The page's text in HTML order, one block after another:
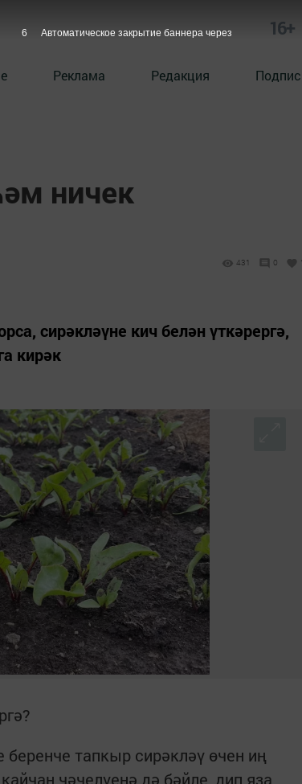
16+
Реклама Редакция
ничек
431 0
сирәкләүне кич белән үткәрергә,
кирәк
тапкыр сирәкләү өчен иң
чәчелүенә дә бәйле, дип яза
5 Автоматическое закрытие баннера через